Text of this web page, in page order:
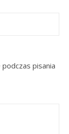
pisania